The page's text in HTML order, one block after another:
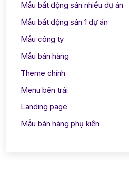
Mẫu bất động sản nhiều dự án
Mẫu bất động sản 1 dự án
Mẫu công ty
Mẫu bán hàng
Theme chính
Menu bên trái
Landing page
Mẫu bán hàng phụ kiện